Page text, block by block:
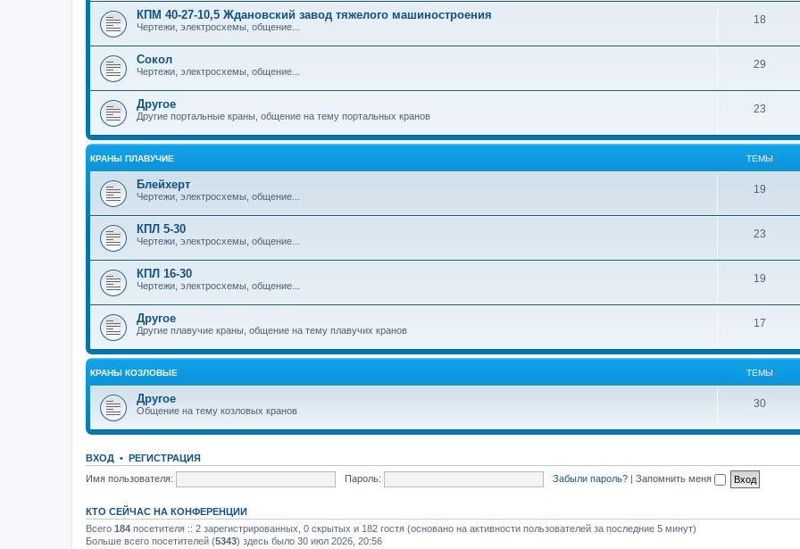
КПМ 40-27-10,5 Ждановский завод тяжелого машиностроения
Чертежи, электросхемы, общение...
18
Сокол
Чертежи, электросхемы, общение...
29
Другое
Другие портальные краны, общение на тему портальных кранов
23
КРАНЫ ПЛАВУЧИЕ ТЕМЫ
Блейхерт
Чертежи, электросхемы, общение...
19
КПЛ 5-30
Чертежи, электросхемы, общение...
23
КПЛ 16-30
Чертежи, электросхемы, общение...
19
Другое
Другие плавучие краны, общение на тему плавучих кранов
17
КРАНЫ КОЗЛОВЫЕ ТЕМЫ
Другое
Общение на тему козловых кранов
30
ВХОД • РЕГИСТРАЦИЯ
Имя пользователя:
Пароль: Забыли пароль? | Запомнить меня
КТО СЕЙЧАС НА КОНФЕРЕНЦИИ
Всего 184 посетителя :: 2 зарегистрированных, 0 скрытых и 182 гостя (основано на активности пользователей за последние 5 минут)
Больше всего посетителей (5343) здесь было 30 июл 2026, 20:56